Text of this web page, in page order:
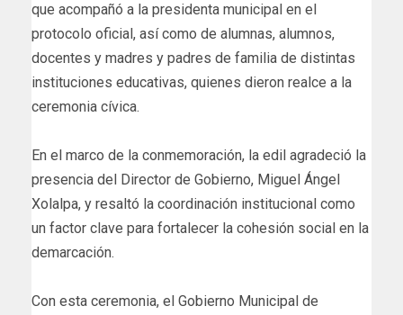
que acompañó a la presidenta municipal en el
protocolo oficial, así como de alumnas, alumnos,
docentes y madres y padres de familia de distintas
instituciones educativas, quienes dieron realce a la
ceremonia cívica.
En el marco de la conmemoración, la edil agradeció la
presencia del Director de Gobierno, Miguel Ángel
Xolalpa, y resaltó la coordinación institucional como
un factor clave para fortalecer la cohesión social en la
demarcación.
Con esta ceremonia, el Gobierno Municipal de